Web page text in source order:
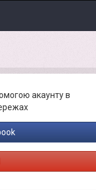
акаунту в